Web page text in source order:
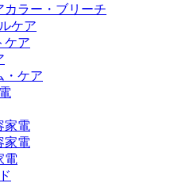
カラー・ブリーチ
ケア
ケア
・ケア
家電
家電
電